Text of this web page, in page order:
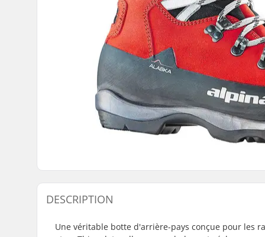
DESCRIPTION
Une véritable botte d'arrière-pays conçue pour les